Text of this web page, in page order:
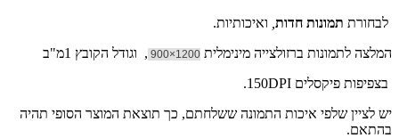
לבחורת תמונות חדות ואיכותיות.
המלצה לתמונות ברזולצייה מינימלית 1200×900
, וגודל הקובץ 1מ"ב
בצפיפות פיקסלים 150DPI.
יש לציין שלפי איכות התמונה ששלחתם, כך תוצאת המוצר הסופי תהיה
בהתאם.